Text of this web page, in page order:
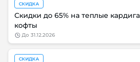
СКИДКА
Скидки до 65% на теплые
кофты
до 31.12.2026
СКИДКА